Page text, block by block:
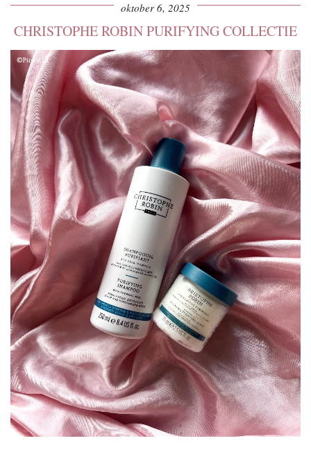
oktober 6, 2025
CHRISTOPHE ROBIN PURIFYING COLLECTIE